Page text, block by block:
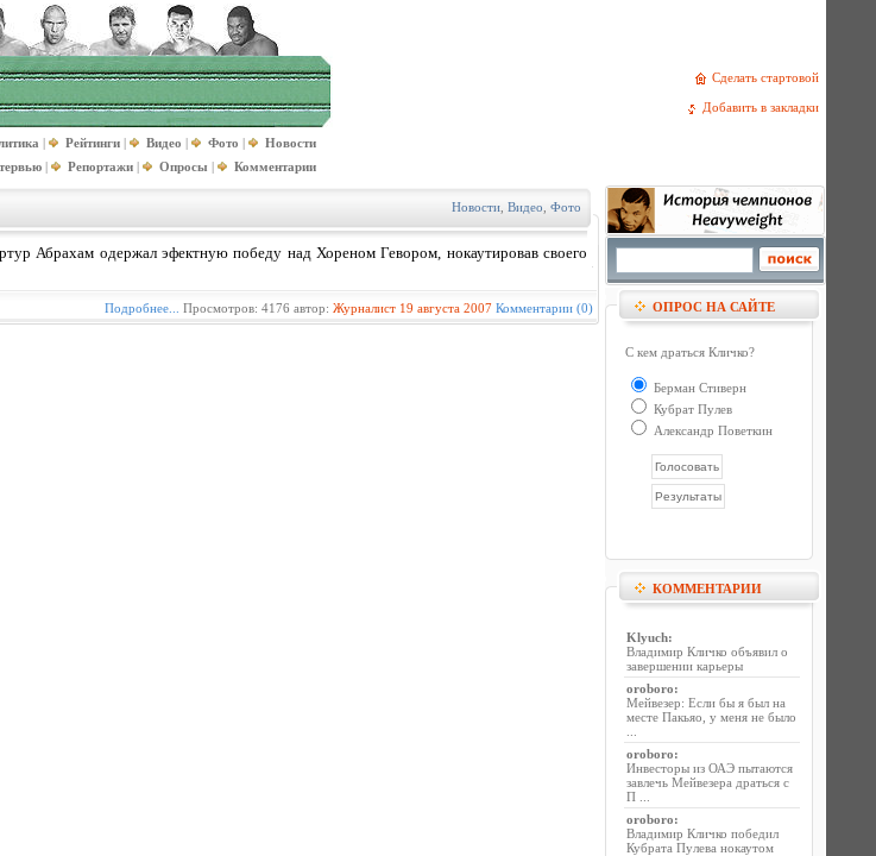
Сделать стартовой
Добавить в закладки
| Рейтинги | Видео | Фото |
Новости
| Репортажи | Опросы | Комментарии
Новости Видео Фото
Абрахам одержал эфектную победу над Хореном Гевором, нокаутировав своего
Подробнее... Просмотров: 4176 автор: Журналист 19 августа 2007 Комментарии (0) ОПРОС НА САЙТЕ
С кем драться Кличко?
Берман Стиверн
Кубрат Пулев
Александр Поветкин
КОММЕНТАРИИ
Klyuch:
Владимир Кличко объявил о
завершении карьеры
oroboro:
Мейвезер: Если бы я был на
месте Пакьяо, у меня не было
oroboro:
Инвесторы из ОАЭ пытаются
завлечь Мейвезера драться с
П ...
oroboro:
Владимир Кличко победил
Кубрата Пулева нокаутом